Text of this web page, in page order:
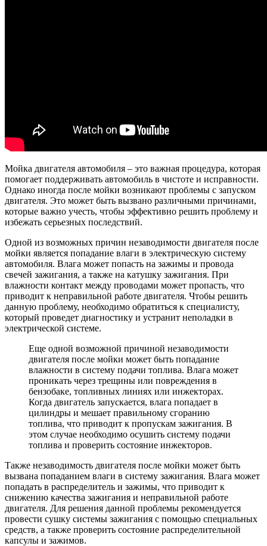
Мойка двигателя автомобиля – это важная процедура, которая
помогает поддерживать автомобиль в чистоте и исправности.
Однако иногда после мойки возникают проблемы с запуском
двигателя. Это может быть вызвано различными причинами,
которые важно учесть, чтобы эффективно решить проблему и
избежать серьезных последствий.
Одной из возможных причин незаводимости двигателя после
мойки является попадание влаги в электрическую систему
автомобиля. Влага может попасть на зажимы и провода
свечей зажигания, а также на катушку зажигания. При
влажности контакт между проводами может пропасть, что
приводит к неправильной работе двигателя. Чтобы решить
данную проблему, необходимо обратиться к специалисту,
который проведет диагностику и устранит неполадки в
электрической системе.
Еще одной возможной причиной незаводимости
двигателя после мойки может быть попадание
влажности в систему подачи топлива. Влага может
проникать через трещины или повреждения в
бензобаке, топливных линиях или инжекторах.
Когда двигатель запускается, влага попадает в
цилиндры и мешает правильному сгоранию
топлива, что приводит к пропускам зажигания. В
этом случае необходимо осушить систему подачи
топлива и проверить состояние инжекторов.
Также незаводимость двигателя после мойки может быть
вызвана попаданием влаги в систему зажигания. Влага может
попадать в распределитель и зажимы, что приводит к
снижению качества зажигания и неправильной работе
двигателя. Для решения данной проблемы рекомендуется
провести сушку системы зажигания с помощью специальных
средств, а также проверить состояние распределительной
капсулы и зажимов.